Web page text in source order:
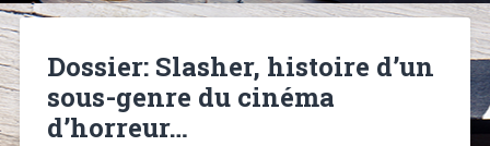
Dossier: Slasher, histoire d’un
sous-genre du cinéma
d’horreur…